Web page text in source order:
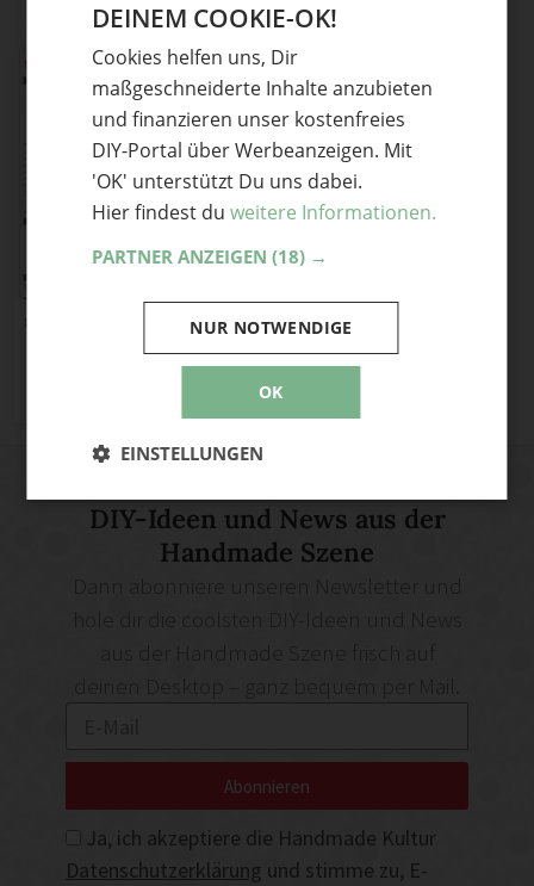
DIY-Ideen und News aus der
Handmade Szene
deinen Desktop – ganz bequem per Mail.
Ja, ich akzeptiere die Handmade Kultur
Datenschutzerklärung und stimme zu, E-
Abonnieren
DEINEM COOKIE-OK!
Cookies helfen uns, Dir
maßgeschneiderte Inhalte anzubieten
und finanzieren unser kostenfreies
DIY-Portal über Werbeanzeigen. Mit
'OK' unterstützt Du uns dabei.
Hier findest du weitere Informationen.
PARTNER ANZEIGEN (18) →
OK
NUR NOTWENDIGE
EINSTELLUNGEN